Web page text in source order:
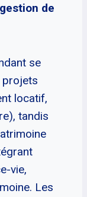
de
se
projets
locatif,
tandis
vie,
Les